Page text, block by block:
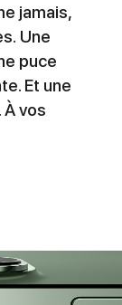
jamais,
Une
puce
Et une
vos